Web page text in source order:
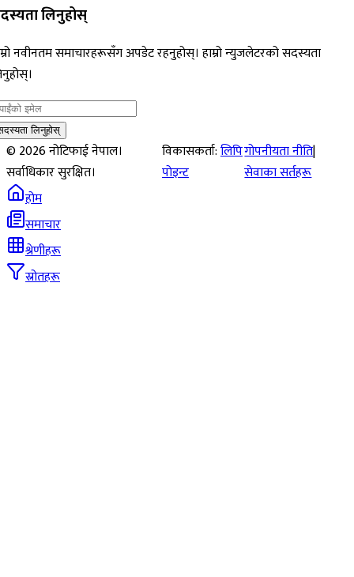
लिनुहोस्
नवीनतम समाचारहरूसँग अपडेट रहनुहोस्। हाम्रो न्युजलेटरको सदस्यता
लिनुहोस्
©2026नोटिफाई नेपाल।
सर्वाधिकार सुरक्षित।
विकासकर्ता:लिपि
पोइन्ट
गोपनीयता नीति|
सेवाका सर्तहरू
होम
समाचार
श्रेणीहरू
स्रोतहरू